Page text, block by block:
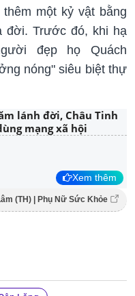
một kỷ vật bằng
đời. Trước đó, khi hạ
đẹp họ Quách
nóng" siêu biệt thự
lánh đời, Châu Tinh
mạng xã hội
Xem thêm
(TH) | Phụ Nữ Sức Khỏe